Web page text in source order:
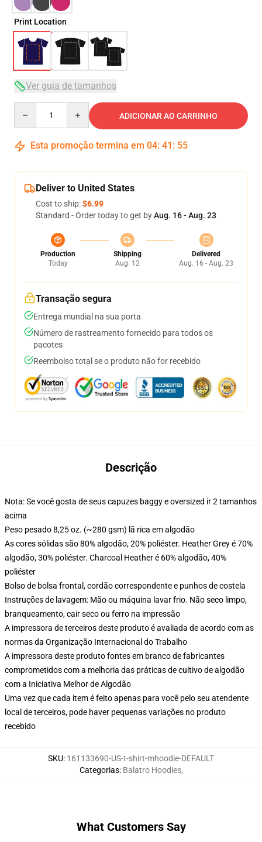
Print Location
Ver guia de tamanhos
ADICIONAR AO CARRINHO
Esta promoção termina em 04: 41 : 54
Deliver to United States
Cost to ship:$6.99
Standard - Order today to get byAug. 16 - Aug. 23
Production
Today
Shipping
Aug. 12
Delivered
Aug. 16 - Aug. 23
Transação segura
Entrega mundial na sua porta
Número de rastreamento fornecido para todos os
pacotes
Reembolso total se o produto não for recebido
Descrição
Nota: Se você gosta de seus capuzes baggy e oversized ir 2 tamanhos
acima
Peso pesado 8,25 oz. (~280 gsm) lã rica em algodão
As cores sólidas são 80% algodão, 20% poliéster. Heather Grey é 70%
algodão, 30% poliéster. Charcoal Heather é 60% algodão, 40%
poliéster
Bolso de bolsa frontal, cordão correspondente e punhos de costela
Instruções de lavagem: Mão ou máquina lavar frio. Não seco limpo,
branqueamento, cair seco ou ferro na impressão
A impressora de terceiros deste produto é avaliada de acordo com as
normas da Organização Internacional do Trabalho
A impressora deste produto fontes em branco de fabricantes
comprometidos com a melhoria das práticas de cultivo de algodão
com a Iniciativa Melhor de Algodão
Uma vez que cada item é feito apenas para você pelo seu atendente
local de terceiros, pode haver pequenas variações no produto
recebido
SKU: 161133690-US-t-shirt-mhoodie-DEFAULT
Categorias: Balatro Hoodies,
What Customers Say